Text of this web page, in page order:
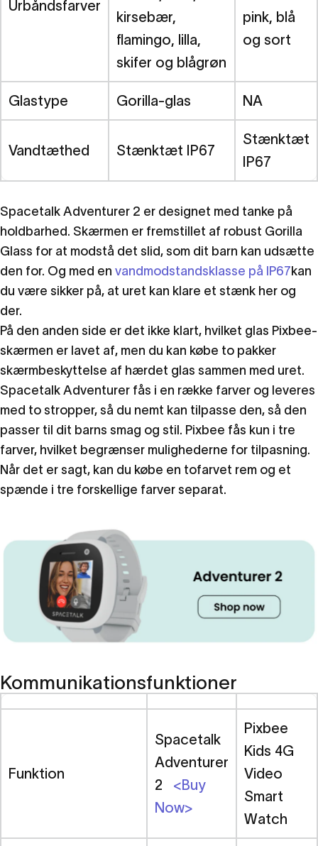
Urbåndsfarver
kirsebær,
flamingo, lilla,
skifer og blågrøn
pink, blå
og sort
Glastype Gorilla-glas NA
Vandtæthed Stænktæt IP67
Stænktæt
IP67
Spacetalk Adventurer 2 er designet med tanke på
holdbarhed. Skærmen er fremstillet af robust Gorilla
Glass for at modstå det slid, som dit barn kan udsætte
den for. Og med en vandmodstandsklasse på IP67kan
du være sikker på, at uret kan klare et stænk her og
der.
På den anden side er det ikke klart, hvilket glas Pixbee-
skærmen er lavet af, men du kan købe to pakker
skærmbeskyttelse af hærdet glas sammen med uret.
Spacetalk Adventurer fås i en række farver og leveres
med to stropper, så du nemt kan tilpasse den, så den
passer til dit barns smag og stil. Pixbee fås kun i tre
farver, hvilket begrænser mulighederne for tilpasning.
Når det er sagt, kan du købe en tofarvet rem og et
spænde i tre forskellige farver separat.
Kommunikationsfunktioner
Funktion
Spacetalk
Adventurer
2 <Buy
Now>
Pixbee
Kids 4G
Video
Smart
Watch